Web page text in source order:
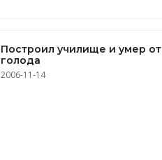
Построил училище и умер от
голода
2006-11-14